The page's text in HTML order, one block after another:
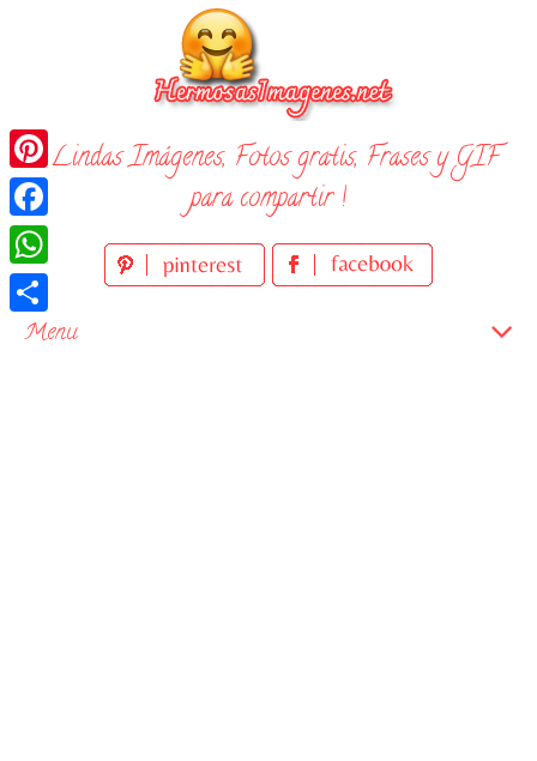
¡ Lindas Imágenes, Fotos gratis, Frases y GIF
para compartir !
Menu
Pinterest
Facebook
WhatsApp
Compartir